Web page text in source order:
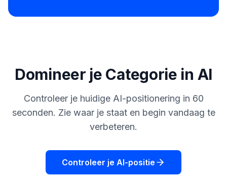
Domineer je Categorie in AI
Controleer je huidige AI-positionering in 60
seconden. Zie waar je staat en begin vandaag te
verbeteren.
Controleer je AI-positie